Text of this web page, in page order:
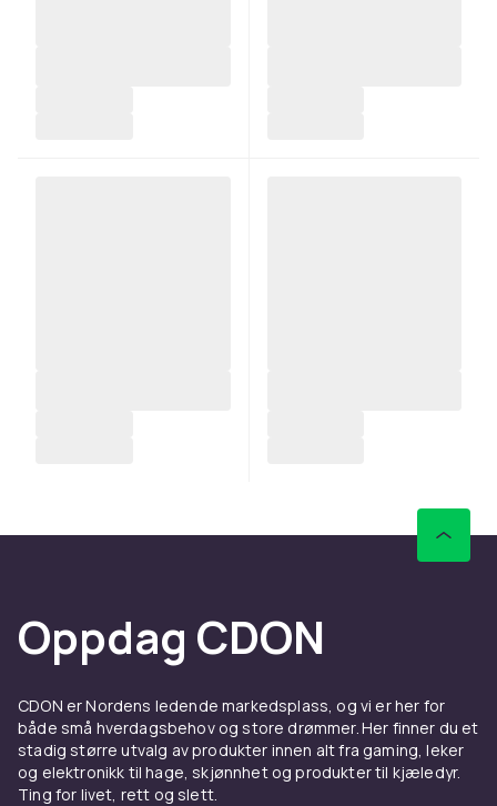
Oppdag CDON
CDON er Nordens ledende markedsplass, og vi er her for
både små hverdagsbehov og store drømmer. Her finner du et
stadig større utvalg av produkter innen alt fra gaming, leker
og elektronikk til hage, skjønnhet og produkter til kjæledyr.
Ting for livet, rett og slett.